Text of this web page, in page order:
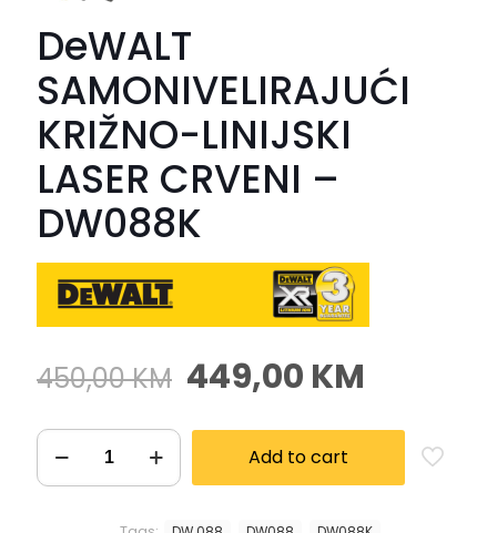
DeWALT
SAMONIVELIRAJUĆI
KRIŽNO-LINIJSKI
LASER CRVENI –
DW088K
450,00KM 449,00 KM
Add to cart